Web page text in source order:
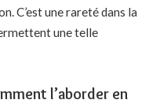
C’est une rareté dans la
une telle
l’aborder en